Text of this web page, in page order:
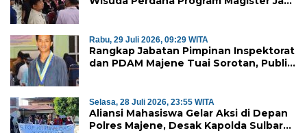
Rabu, 29 Juli 2026, 09:29 WITA
Rangkap Jabatan Pimpinan Inspektorat
dan PDAM Majene Tuai Sorotan, Publik
Selasa, 28 Juli 2026, 23:55 WITA
Aliansi Mahasiswa Gelar Aksi di Depan
Polres Majene, Desak Kapolda Sulbar